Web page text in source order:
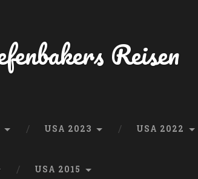
Reisen
USA 2023 USA 2022
USA 2015